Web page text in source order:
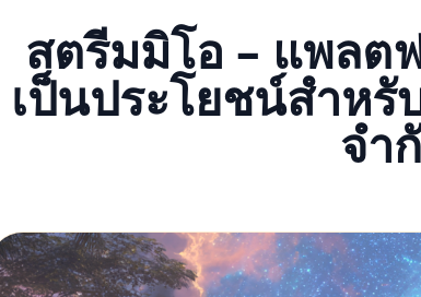
สตรีมมิโอ – แพลต
เป็นประโยชน์สำหรั
จำ